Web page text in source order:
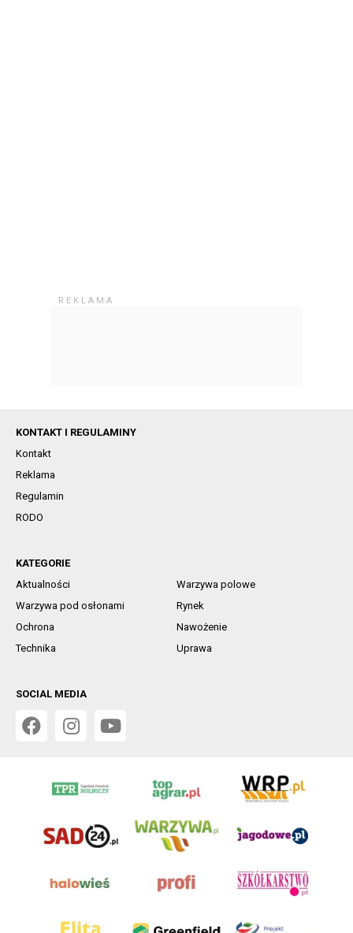
KONTAKT I REGULAMINY
Kontakt
Reklama
Regulamin
RODO
KATEGORIE
Aktualności
Warzywa polowe
Warzywa pod osłonami
Rynek
Ochrona
Nawożenie
Technika
Uprawa
SOCIAL MEDIA